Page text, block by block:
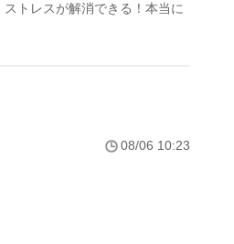
トレスが解消できる！本当に
08/06 10:23